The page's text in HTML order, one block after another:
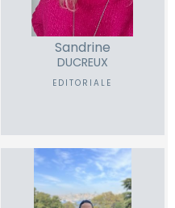
Sandrine
DUCREUX
EDITORIALE